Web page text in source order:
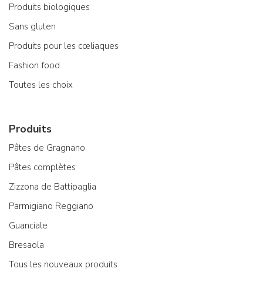
Produits biologiques
Sans gluten
Produits pour les cœliaques
Fashion food
Toutes les choix
Produits
Pâtes de Gragnano
Pâtes complètes
Zizzona de Battipaglia
Parmigiano Reggiano
Guanciale
Bresaola
Tous les nouveaux produits